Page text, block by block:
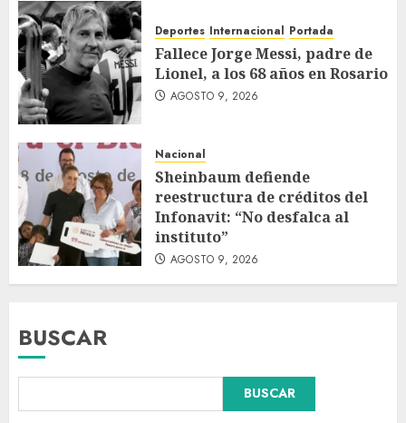
Deportes Internacional Portada
Fallece Jorge Messi, padre de
Lionel, a los 68 años en Rosario
AGOSTO 9, 2026
Nacional
Sheinbaum defiende
reestructura de créditos del
Infonavit: “No desfalca al
instituto”
AGOSTO 9, 2026
BUSCAR
BUSCAR
Colombia respalda soberanía
de Marruecos sobre el Sáhara